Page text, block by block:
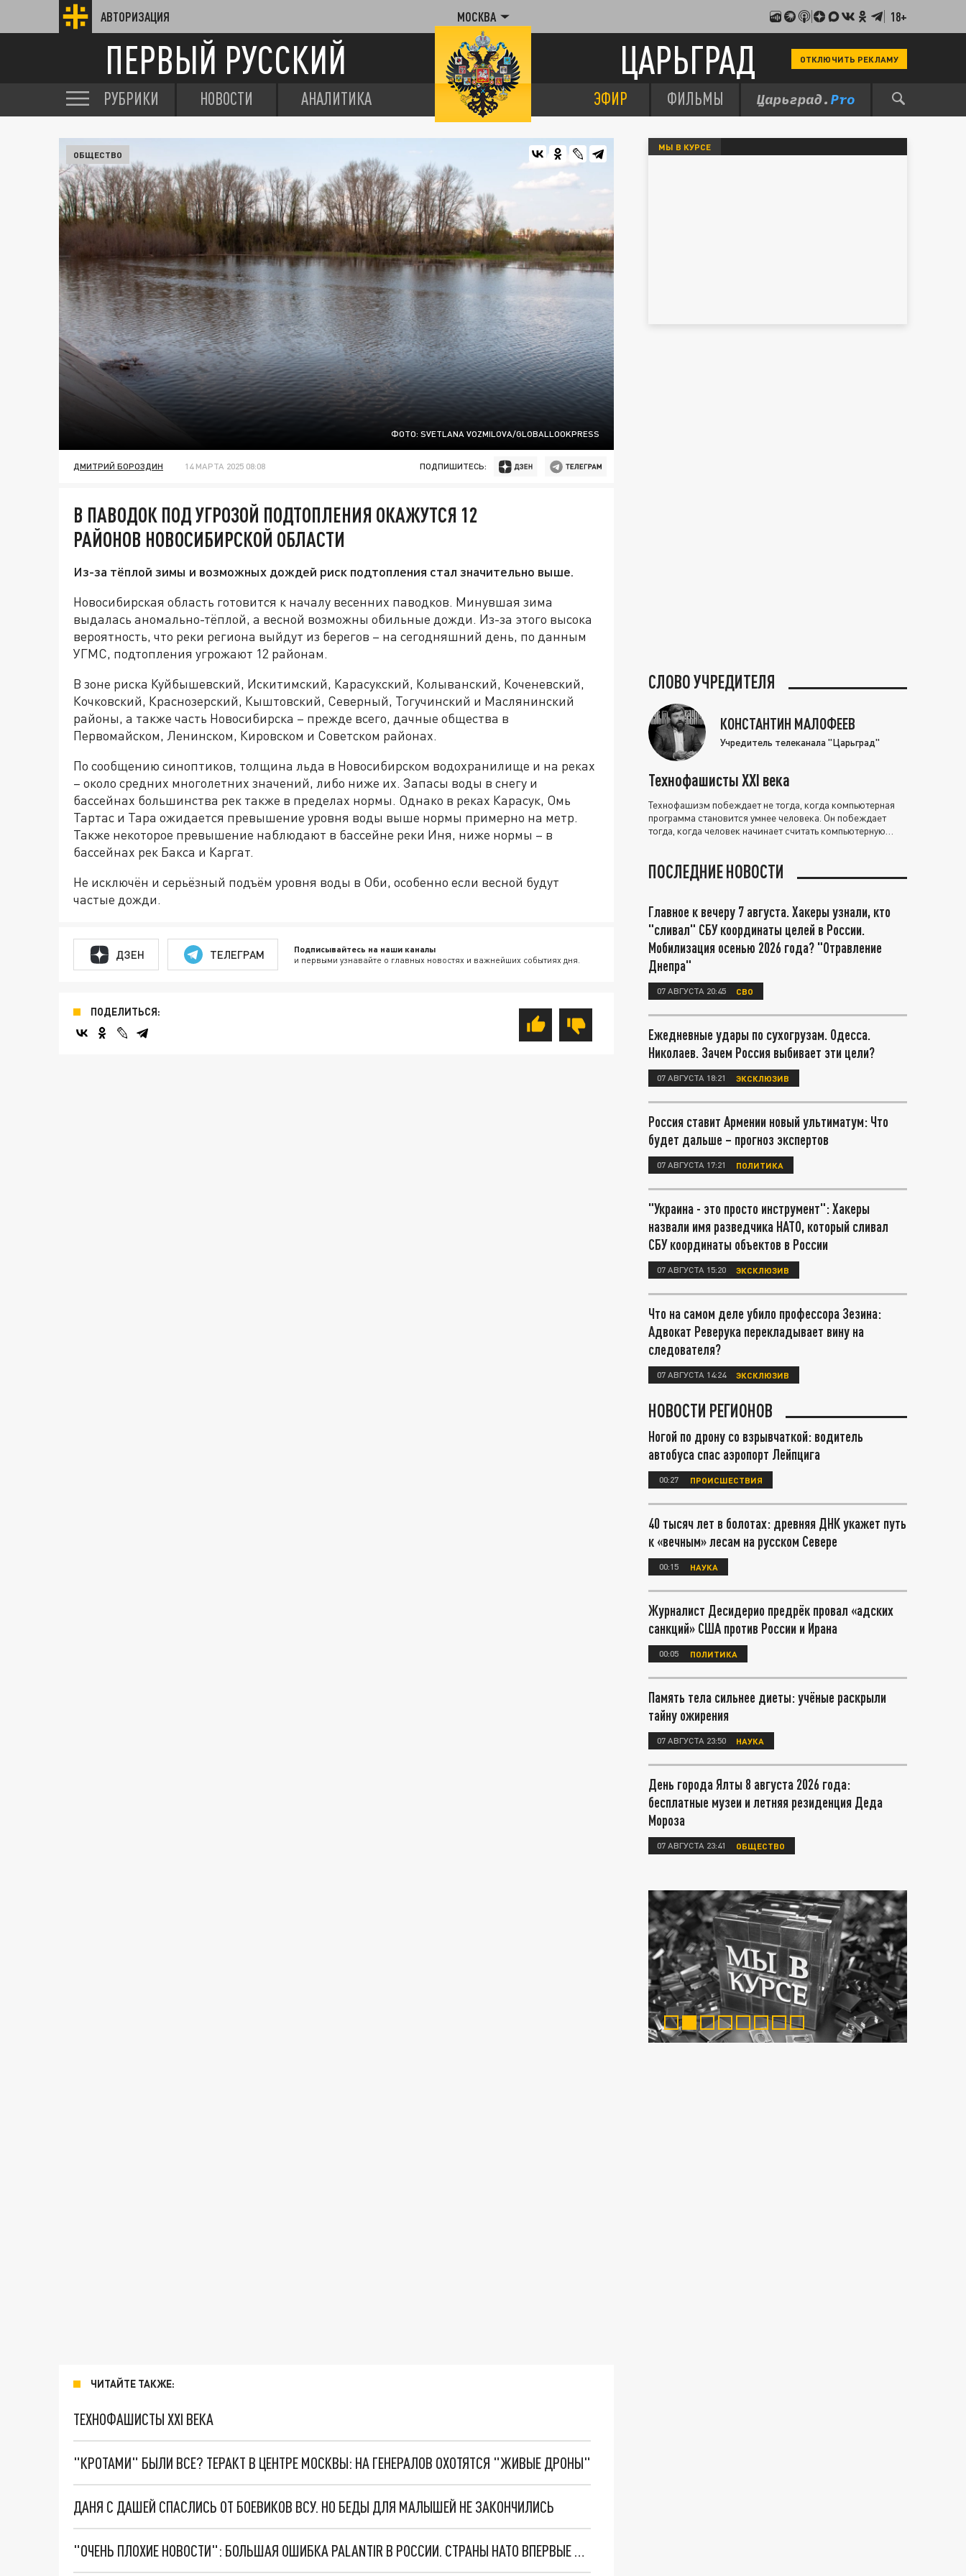
АВТОРИЗАЦИЯ МОСКВА 18+
ПЕРВЫЙ РУССКИЙ ЦАРЬГРАД ОТКЛЮЧИТЬ РЕКЛАМУ
РУБРИКИ НОВОСТИ АНАЛИТИКА ЭФИР ФИЛЬМЫ
ФОТО: SVETLANA VOZMILOVA/GLOBALLOOKPRESS
ОБЩЕСТВО
ДМИТРИЙ БОРОЗДИН 14 МАРТА 2025 08:08 ПОДПИШИТЕСЬ:
В ПАВОДОК ПОД УГРОЗОЙ ПОДТОПЛЕНИЯ ОКАЖУТСЯ 12
РАЙОНОВ НОВОСИБИРСКОЙ ОБЛАСТИ
Из-за тёплой зимы и возможных дождей риск подтопления стал значительно выше.
Новосибирская область готовится к началу весенних паводков. Минувшая зима
выдалась аномально-тёплой, а весной возможны обильные дожди. Из-за этого высока
вероятность, что реки региона выйдут из берегов – на сегодняшний день, по данным
УГМС, подтопления угрожают 12 районам.
В зоне риска Куйбышевский, Искитимский, Карасукский, Колыванский, Коченевский,
Кочковский, Краснозерский, Кыштовский, Северный, Тогучинский и Маслянинский
районы, а также часть Новосибирска – прежде всего, дачные общества в
Первомайском, Ленинском, Кировском и Советском районах.
По сообщению синоптиков, толщина льда в Новосибирском водохранилище и на реках
– около средних многолетних значений, либо ниже их. Запасы воды в снегу и
бассейнах большинства рек также в пределах нормы. Однако в реках Карасук, Омь
Тартас и Тара ожидается превышение уровня воды выше нормы примерно на метр.
Также некоторое превышение наблюдают в бассейне реки Иня, ниже нормы – в
бассейнах рек Бакса и Каргат.
Не исключён и серьёзный подъём уровня воды в Оби, особенно если весной будут
частые дожди.
ДЗЕН ТЕЛЕГРАМ Подписывайтесь на наши каналы
и первыми узнавайте о главных новостях и важнейших событиях дня.
ПОДЕЛИТЬСЯ:
ЧИТАЙТЕ ТАКЖЕ:
ТЕХНОФАШИСТЫ XXI ВЕКА
"КРОТАМИ" БЫЛИ ВСЕ? ТЕРАКТ В ЦЕНТРЕ МОСКВЫ: НА ГЕНЕРАЛОВ ОХОТЯТСЯ "ЖИВЫЕ ДРОНЫ"
ДАНЯ С ДАШЕЙ СПАСЛИСЬ ОТ БОЕВИКОВ ВСУ. НО БЕДЫ ДЛЯ МАЛЫШЕЙ НЕ ЗАКОНЧИЛИСЬ
"ОЧЕНЬ ПЛОХИЕ НОВОСТИ": БОЛЬШАЯ ОШИБКА PALANTIR В РОССИИ. СТРАНЫ НАТО ВПЕРВЫЕ ЗА СВО ОСТАНОВИЛИ ПОСТАВКИ ОРУЖИЯ. ВСУ ТЕРЯЮТ ПРИГРАНИЧЬЕ?
МЫ В КУРСЕ
СЛОВО УЧРЕДИТЕЛЯ
КОНСТАНТИН МАЛОФЕЕВ
Учредитель телеканала "Царьград"
Технофашисты XXI века
Технофашизм побеждает не тогда, когда компьютерная
программа становится умнее человека. Он побеждает
тогда, когда человек начинает считать компьютерную
ПОСЛЕДНИЕ НОВОСТИ
Главное к вечеру 7 августа. Хакеры узнали, кто
"сливал" СБУ координаты целей в России.
Мобилизация осенью 2026 года? "Отравление
Днепра"
07 АВГУСТА 20:45 СВО
Ежедневные удары по сухогрузам. Одесса.
Николаев. Зачем Россия выбивает эти цели?
07 АВГУСТА 18:21 ЭКСКЛЮЗИВ
Россия ставит Армении новый ультиматум: Что
будет дальше – прогноз экспертов
07 АВГУСТА 17:21 ПОЛИТИКА
"Украина - это просто инструмент": Хакеры
назвали имя разведчика НАТО, который сливал
СБУ координаты объектов в России
07 АВГУСТА 15:20 ЭКСКЛЮЗИВ
Что на самом деле убило профессора Зезина:
Адвокат Реверука перекладывает вину на
следователя?
07 АВГУСТА 14:24 ЭКСКЛЮЗИВ
НОВОСТИ РЕГИОНОВ
Ногой по дрону со взрывчаткой: водитель
автобуса спас аэропорт Лейпцига
00:27 ПРОИСШЕСТВИЯ
40 тысяч лет в болотах: древняя ДНК укажет путь
к «вечным» лесам на русском Севере
00:15 НАУКА
Журналист Десидерио предрёк провал «адских
санкций» США против России и Ирана
00:05 ПОЛИТИКА
Память тела сильнее диеты: учёные раскрыли
тайну ожирения
07 АВГУСТА 23:50 НАУКА
День города Ялты 8 августа 2026 года:
бесплатные музеи и летняя резиденция Деда
Мороза
07 АВГУСТА 23:41 ОБЩЕСТВО